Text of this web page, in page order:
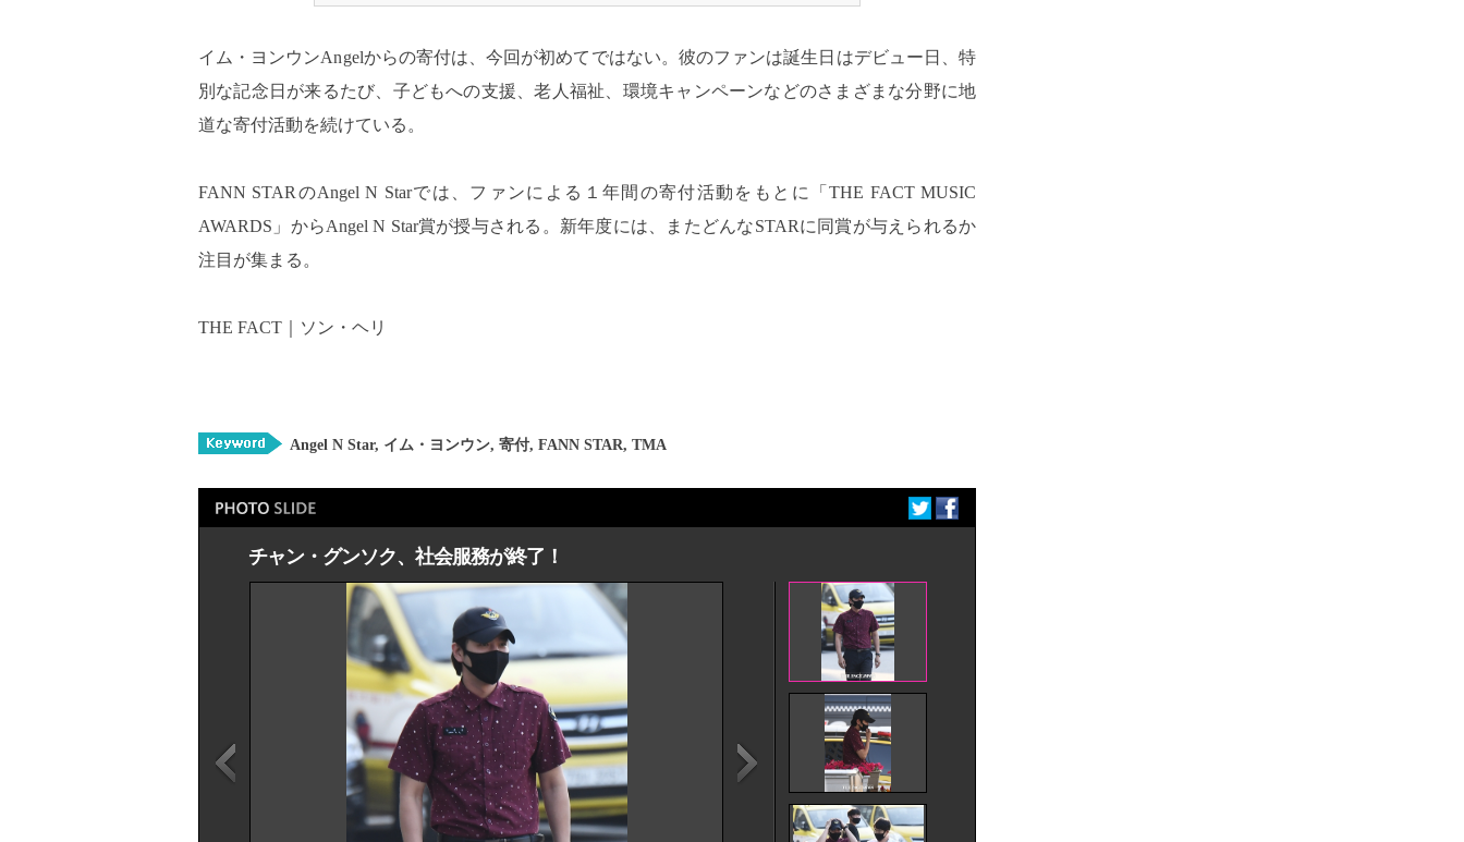
イム・ヨンウンAngelからの寄付は、今回が初めてではない。彼のファンは誕生日はデビュー日、特
別な記念日が来るたび、子どもへの支援、老人福祉、環境キャンペーンなどのさまざまな分野に地
道な寄付活動を続けている。
FANN STARのAngel N Starでは、ファンによる１年間の寄付活動をもとに「THE FACT MUSIC
AWARDS」からAngel N Star賞が授与される。新年度には、またどんなSTARに同賞が与えられるか
注目が集まる。
THE FACT｜ソン・ヘリ
Angel N Star, イム・ヨンウン, 寄付, FANN STAR, TMA
チャン・グンソク、社会服務が終了！